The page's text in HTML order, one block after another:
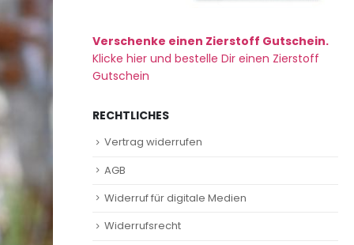
Verschenke einen Zierstoff Gutschein.
Klicke hier und bestelle Dir einen Zierstoff
Gutschein
RECHTLICHES
Vertrag widerrufen
AGB
Widerruf für digitale Medien
Widerrufsrecht